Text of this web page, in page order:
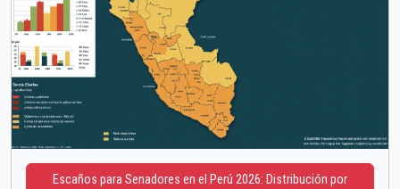
Escaños para Senadores en el Perú 2026: Distribución por